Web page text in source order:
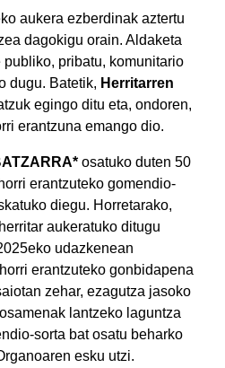
aukera ezberdinak aztertu
dagokigu orain. Aldaketa
pribatu, komunitario
dugu. Batetik, Herritarren
egingo ditu eta, ondoren,
erantzuna emango dio.
osatuko duten 50
erantzuteko gomendio-
diegu. Horretarako,
aukeratuko ditugu
udazkenean
erantzuteko gonbidapena
zehar, ezagutza jasoko
lantzeko laguntza
sorta bat osatu beharko
esku utzi.